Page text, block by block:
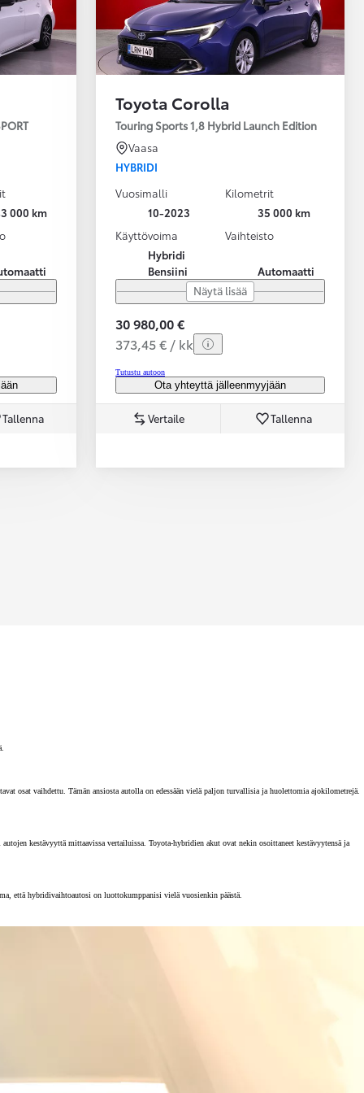
000 km
Tallenna
Toyota Corolla
Touring Sports 1,8 Hybrid Launch Edition
Vaasa
HYBRIDI
Vuosimalli
10-2023
Kilometrit
35 000 km
Käyttövoima
Hybridi
Bensiini
Vaihteisto
Automaatti
Näytä lisää
30 980,00 €
373,45 € / kk
Tutustu autoon
Ota yhteyttä jälleenmyyjään
Vertaile Tallenna
osat vaihdettu. Tämän ansiosta autolla on edessään vielä paljon turvallisia ja huolettomia ajokilometrejä.
kestävyyttä mittaavissa vertailuissa. Toyota-hybridien akut ovat nekin osoittaneet kestävyytensä ja
että hybridivaihtoautosi on luottokumppanisi vielä vuosienkin päästä.